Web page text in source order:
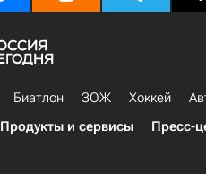
Биатлон ЗОЖ Хоккей
Продукты и сервисы Пресс-